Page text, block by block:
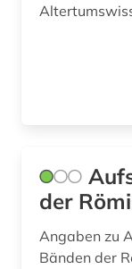
oper (1)
der
Angaben zu
Bänden der